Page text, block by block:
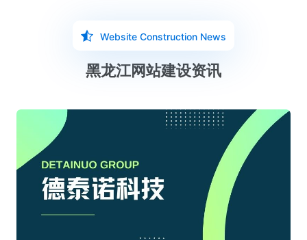
Website Construction News
黑龙江网站建设资讯